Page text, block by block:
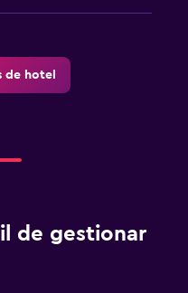
de hotel
de gestionar